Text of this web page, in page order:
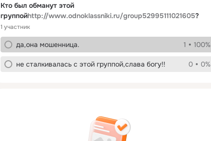
Кто был обманут этой
группойhttp://www.odnoklassniki.ru/group52995111021605?
1 участник
да,она мошенница. 1 100%
не сталкивалась с этой группой,слава богу!! 0 0%